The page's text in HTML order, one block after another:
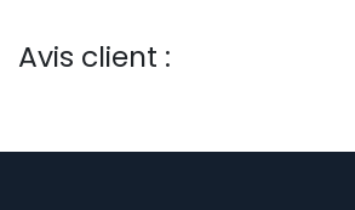
Avis client :